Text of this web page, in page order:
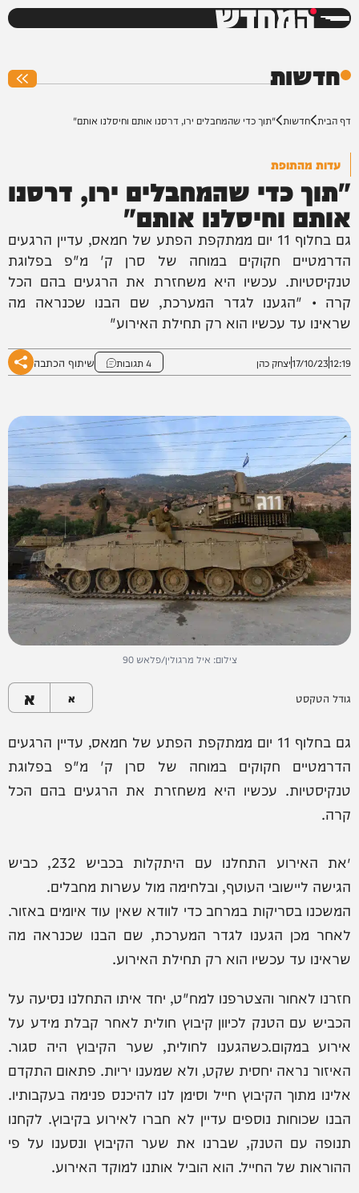
המחדש
חדשות
דף הבית חדשות "תוך כדי שהמחבלים ירו, דרסנו אותם וחיסלנו אותם"
עדות מהתופת
"תוך כדי שהמחבלים ירו, דרסנו
אותם וחיסלנו אותם"
גם בחלוף 11 יום ממתקפת הפתע של חמאס, עדיין הרגעים
הדרמטיים חקוקים במוחה של סרן ק' מ"פ בפלוגת
טנקיסטיות. עכשיו היא משחזרת את הרגעים בהם הכל
קרה • "הגענו לגדר המערכת, שם הבנו שכנראה מה
שראינו עד עכשיו הוא רק תחילת האירוע"
12:19
17/10/23יצחק כהן 4 תגובות שיתוף הכתבה
צילום: איל מרגולין/פלאש 90
גודל הטקסט א א
גם בחלוף 11 יום ממתקפת הפתע של חמאס, עדיין הרגעים
הדרמטיים חקוקים במוחה של סרן ק' מ"פ בפלוגת
טנקיסטיות. עכשיו היא משחזרת את הרגעים בהם הכל
קרה.
״את האירוע התחלנו עם היתקלות בכביש 232, כביש
הגישה ליישובי העוטף, ובלחימה מול עשרות מחבלים.
המשכנו בסריקות במרחב כדי לוודא שאין עוד איומים באזור.
לאחר מכן הגענו לגדר המערכת, שם הבנו שכנראה מה
שראינו עד עכשיו הוא רק תחילת האירוע.
חזרנו לאחור והצטרפנו למח"ט, יחד איתו התחלנו נסיעה על
הכביש עם הטנק לכיוון קיבוץ חולית לאחר קבלת מידע על
אירוע במקום.כשהגענו לחולית, שער הקיבוץ היה סגור.
האיזור נראה יחסית שקט, ולא שמענו יריות. פתאום התקדם
אלינו מתוך הקיבוץ חייל וסימן לנו להיכנס פנימה בעקבותיו.
הבנו שכוחות נוספים עדיין לא חברו לאירוע בקיבוץ. לקחנו
תנופה עם הטנק, שברנו את שער הקיבוץ ונסענו על פי
ההוראות של החייל. הוא הוביל אותנו למוקד האירוע.